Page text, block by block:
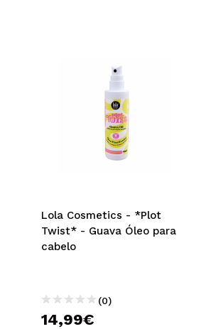
Lola Cosmetics - *Plot
Twist* - Guava Óleo para
cabelo
(0)
14,99€